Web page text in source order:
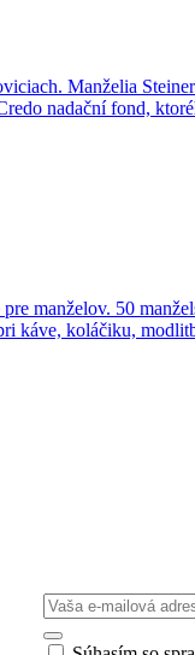
Manželia
nadační fond,
manželov. 50
káve, koláčiku,